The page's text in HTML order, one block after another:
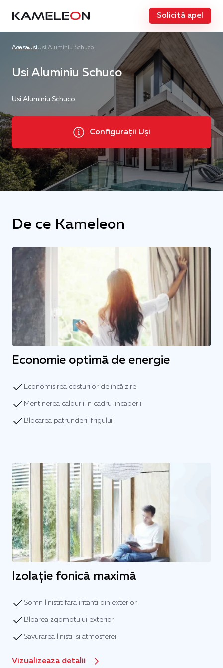
Solicită apel
AcasaUsiUsi Aluminiu Schuco
Usi Aluminiu Schuco
Usi Aluminiu Schuco
Configurații Uși
De ce Kameleon
Economie optimă de energie
Economisirea costurilor de încălzire
Mentinerea caldurii in cadrul incaperii
Blocarea patrunderii frigului
Izolație fonică maximă
Somn linistit fara iritanti din exterior
Bloarea zgomotului exterior
Savurarea linistii si atmosferei
Vizualizeaza detalii